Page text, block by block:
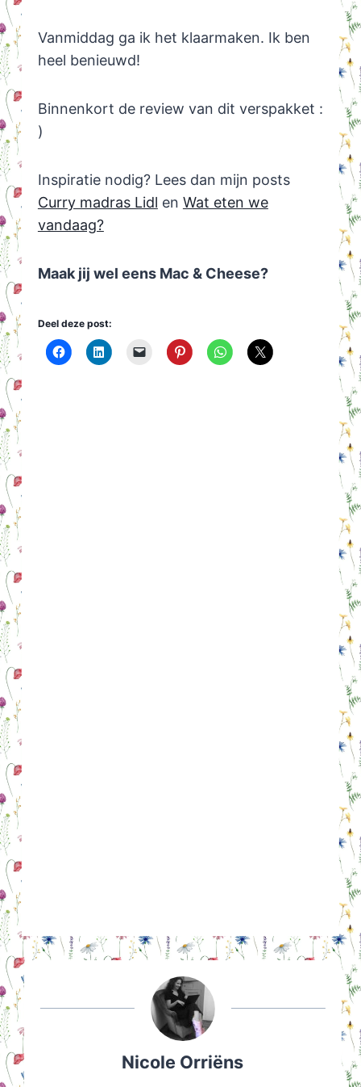
Vanmiddag ga ik het klaarmaken. Ik ben
heel benieuwd!
Binnenkort de review van dit verspakket :
)
Inspiratie nodig? Lees dan mijn posts
Curry madras Lidl en Wat eten we
vandaag?
Maak jij wel eens Mac & Cheese?
Deel deze post:
Nicole Orriëns